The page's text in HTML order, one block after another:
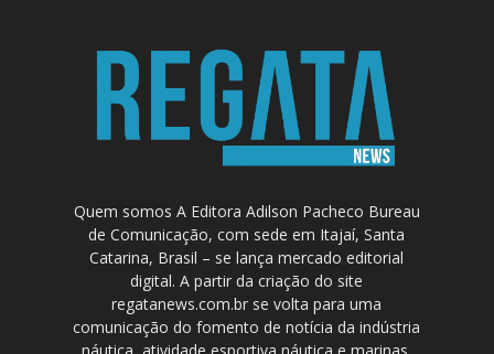
Quem somos A Editora Adilson Pacheco Bureau
de Comunicação, com sede em Itajaí, Santa
Catarina, Brasil – se lança mercado editorial
digital. A partir da criação do site
regatanews.com.br se volta para uma
comunicação do fomento de notícia da indústria